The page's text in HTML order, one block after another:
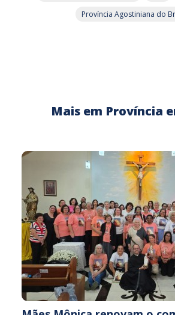
Província Agostiniana do
Mais em Província